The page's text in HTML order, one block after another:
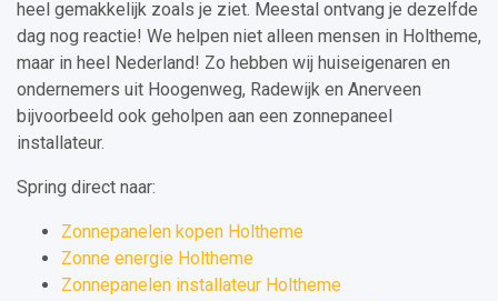
heel gemakkelijk zoals je ziet. Meestal ontvang je dezelfde
dag nog reactie! We helpen niet alleen mensen in Holtheme,
maar in heel Nederland! Zo hebben wij huiseigenaren en
ondernemers uit Hoogenweg, Radewijk en Anerveen
bijvoorbeeld ook geholpen aan een zonnepaneel
installateur.
Spring direct naar:
Zonnepanelen kopen Holtheme
Zonne energie Holtheme
Zonnepanelen installateur Holtheme